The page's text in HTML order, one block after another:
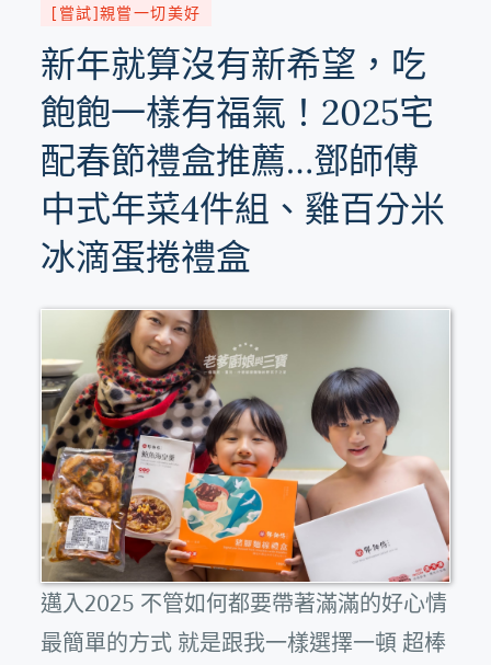
[嘗試]親嘗一切美好
新年就算沒有新希望，吃
飽飽一樣有福氣！2025宅
配春節禮盒推薦…鄧師傅
中式年菜4件組、雞百分米
冰滴蛋捲禮盒
邁入2025 不管如何都要帶著滿滿的好心情
最簡單的方式 就是跟我一樣選擇一頓 超棒